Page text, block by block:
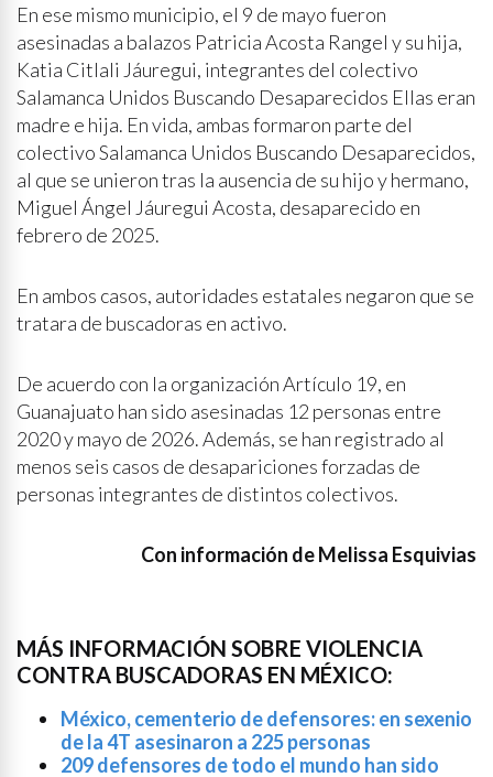
En ese mismo municipio, el 9 de mayo fueron
asesinadas a balazos Patricia Acosta Rangel y su hija,
Katia Citlali Jáuregui, integrantes del colectivo
Salamanca Unidos Buscando Desaparecidos Ellas eran
madre e hija. En vida, ambas formaron parte del
colectivo Salamanca Unidos Buscando Desaparecidos,
al que se unieron tras la ausencia de su hijo y hermano,
Miguel Ángel Jáuregui Acosta, desaparecido en
febrero de 2025.
En ambos casos, autoridades estatales negaron que se
tratara de buscadoras en activo.
De acuerdo con la organización Artículo 19, en
Guanajuato han sido asesinadas 12 personas entre
2020 y mayo de 2026. Además, se han registrado al
menos seis casos de desapariciones forzadas de
personas integrantes de distintos colectivos.
Con información de Melissa Esquivias
MÁS INFORMACIÓN SOBRE VIOLENCIA
CONTRA BUSCADORAS EN MÉXICO:
México, cementerio de defensores: en sexenio
de la 4T asesinaron a 225 personas
209 defensores de todo el mundo han sido